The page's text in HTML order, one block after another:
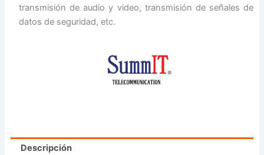
transmisión de audio y video, transmisión de señales de
datos de seguridad, etc.
Descripción